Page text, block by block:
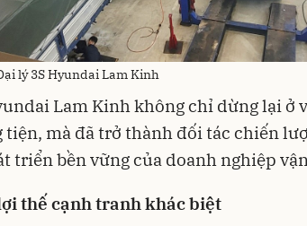
lý 3S Hyundai Lam Kinh
Lam Kinh không chỉ dừng lại ở
tiện, mà đã trở thành đối tác chiến
triển bền vững của doanh nghiệp
thế cạnh tranh khác biệt